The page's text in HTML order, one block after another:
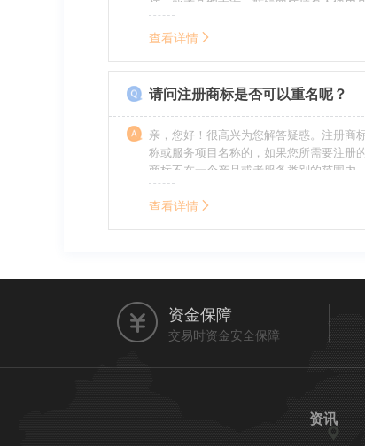
商标持有人合法权益的其他行为。侵权的
的责任，明知侵权的行为的人要承担赔偿
查看详情
请问注册商标是否可以重名呢？
亲，您好！很高兴为您解答疑惑。注册商
称或服务项目名称的，如果您所需要注册
商标不在一个产品或者服务类别的范围内
名称的。希望我的回答能帮到您。
查看详情
资金保障
交易时资金安全保障
资讯